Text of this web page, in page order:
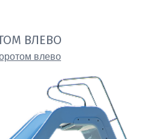
ВЛЕВО
влево